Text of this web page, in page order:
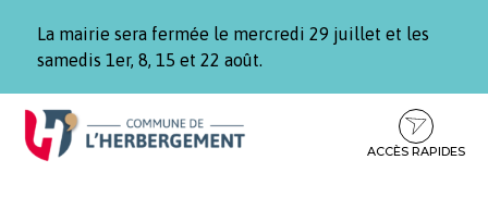
La mairie sera fermée le mercredi 29 juillet et les
samedis 1er, 8, 15 et 22 août.
Aller
Aller
contenu
Aller
pied
ACCÈS RAPIDES